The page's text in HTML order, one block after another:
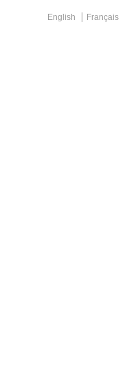
English Français